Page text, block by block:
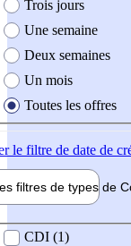
Trois jours
Une semaine
Deux semaines
Un mois
Toutes les offres
le filtre de date de
filtres de types de
contrat
CDI (1)